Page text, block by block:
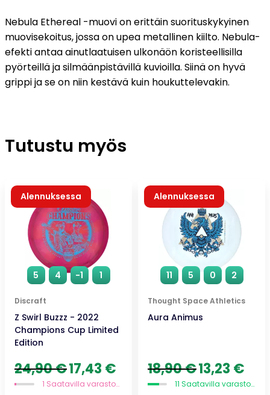
Nebula Ethereal -muovi on erittäin suorituskykyinen
muovisekoitus, jossa on upea metallinen kiilto. Nebula-
efekti antaa ainutlaatuisen ulkonäön koristeellisilla
pyörteillä ja silmäänpistävillä kuvioilla. Siinä on hyvä
grippi ja se on niin kestävä kuin houkuttelevakin.
Tutustu myös
5 4 -1 1
Discraft
Z Swirl Buzzz - 2022
Champions Cup Limited
Edition
Alennuksessa
24,90€ Alkuperäinen
hinta
oli:
17,43 € Nykyinen
on:
1 Saatavilla varastossa
11 5 0 2
Thought Space Athletics
Aura Animus
Alennuksessa
18,90€ Alkuperäinen
hinta
oli:
13,23 €
on:
11 Saatavilla varastossa